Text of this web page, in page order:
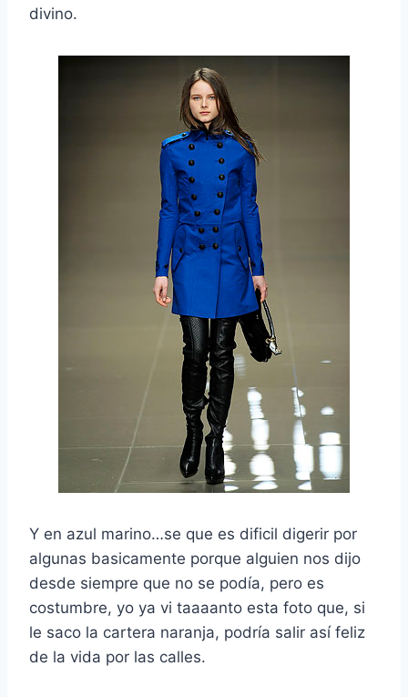
divino.
Y en azul marino…se que es dificil digerir por
algunas basicamente porque alguien nos dijo
desde siempre que no se podía, pero es
costumbre, yo ya vi taaaanto esta foto que, si
le saco la cartera naranja, podría salir así feliz
de la vida por las calles.